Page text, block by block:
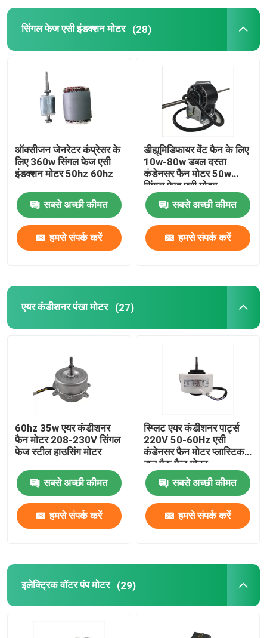
सिंगल फेज एसी इंडक्शन मोटर (28)
ऑक्सीजन जेनरेटर कंप्रेसर के
लिए 360w सिंगल फेज एसी
इंडक्शन मोटर 50hz 60hz
सबसे अच्छी कीमत
हमसे संपर्क करें
डीह्यूमिडिफायर वेंट फैन के लिए
10w-80w डबल दस्ता
कंडेनसर फैन मोटर 50w
सिंगल फेज एसी मोटर
सबसे अच्छी कीमत
हमसे संपर्क करें
एयर कंडीशनर पंखा मोटर (27)
60hz 35w एयर कंडीशनर
फैन मोटर 208-230V सिंगल
फेज स्टील हाउसिंग मोटर
सबसे अच्छी कीमत
हमसे संपर्क करें
स्प्लिट एयर कंडीशनर पार्ट्स
220V 50-60Hz एसी
कंडेनसर फैन मोटर प्लास्टिक
राल पैक फैन मोटर
सबसे अच्छी कीमत
हमसे संपर्क करें
इलेक्ट्रिक वॉटर पंप मोटर (29)